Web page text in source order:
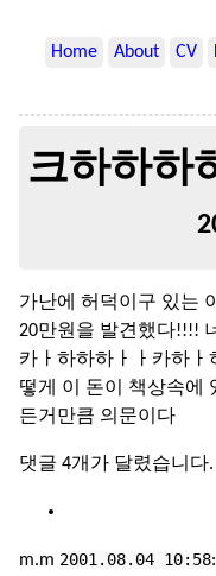
Home About CV
크하하하
가난에 허덕이구 있는
20만원을 발견했다!!!!
카ㅏ하하하ㅏㅏ카하ㅏ
떻게 이 돈이 책상속에
든거만큼 의문이다
댓글 4개가 달렸습니다.
m.m 2001.08.04 10:58